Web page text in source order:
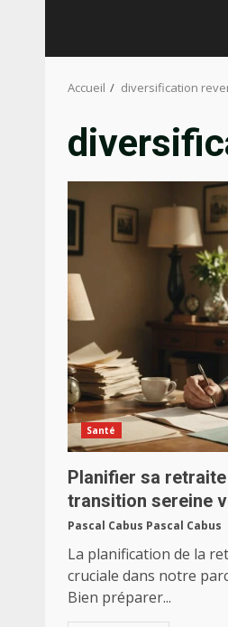
Accueil diversification
Santé
Planifier sa
transition sereine
Pascal Cabus Pascal Cabus
La planification de la
cruciale dans notre
Bien préparer...